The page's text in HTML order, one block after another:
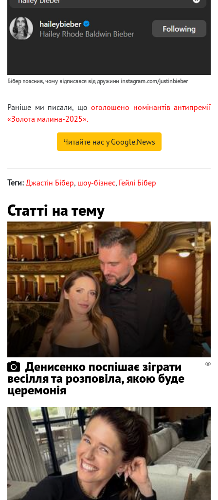
Бібер пояснив, чому відписався від дружини instagram.com/justinbieber
Раніше ми писали, що оголошено номінантів антипремії
«Золота малина-2025».
Читайте нас у Google.News
Теги: Джастін Бібер, шоу-бізнес, Гейлі Бібер
Статті на тему
Денисенко поспішає зіграти
весілля та розповіла, якою буде
церемонія